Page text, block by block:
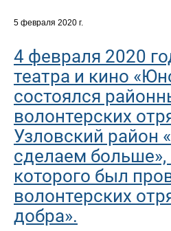
5 февраля 2020 г.
4 февраля 2020
театра и кино
состоялся
волонтерских
Узловский район
сделаем больше»,
которого был
волонтерских
добра».